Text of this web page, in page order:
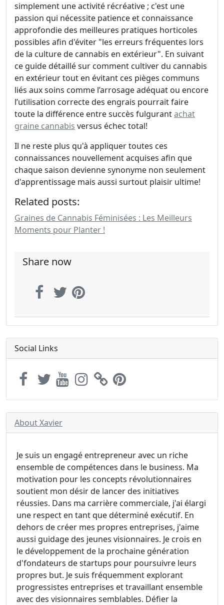
simplement une activité récréative ; c'est une
passion qui nécessite patience et connaissance
approfondie des meilleures pratiques horticoles
possibles afin d'éviter "les erreurs fréquentes lors
de la culture de cannabis en extérieur". En suivant
ce guide détaillé sur comment cultiver du cannabis
en extérieur tout en évitant ces pièges communs
liés aux soins comme l’arrosage adéquat ou encore
l’utilisation correcte des engrais pourrait faire
toute la différence entre succès fulgurantachat
graine cannabis versus échec total!
Il ne reste plus qu'à appliquer toutes ces
connaissances nouvellement acquises afin que
chaque saison devienne synonyme non seulement
d'apprentissage mais aussi surtout plaisir ultime!
Related posts:
Graines de Cannabis Féminisées : Les Meilleurs
Moments pour Planter !
Share now
Social Links
About Xavier
Je suis un engagé entrepreneur avec un riche
ensemble de compétences dans le business. Ma
motivation pour les concepts révolutionnaires
soutient mon désir de lancer des initiatives
réussies. Dans ma carrière commerciale, j'ai élargi
une respect en tant que déterminé exécutif. En
dehors de créer mes propres entreprises, j'aime
aussi guidage des jeunes visionnaires. Je crois en
le développement de la prochaine génération
d'fondateurs de startups pour poursuivre leurs
propres but. Je suis fréquemment explorant
progressistes entreprises et travaillant ensemble
avec des visionnaires semblables. Défier la